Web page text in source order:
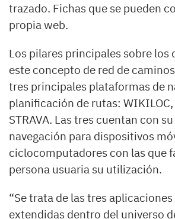
trazado. Fichas que se pueden
propia web.
Los pilares principales sobre los
este concepto de red de
tres principales plataformas de
planificación de rutas: WIKILOC,
STRAVA. Las tres cuentan con
navegación para dispositivos
ciclocomputadores con las que
persona usuaria su utilización.
“Se trata de las tres
extendidas dentro del universo